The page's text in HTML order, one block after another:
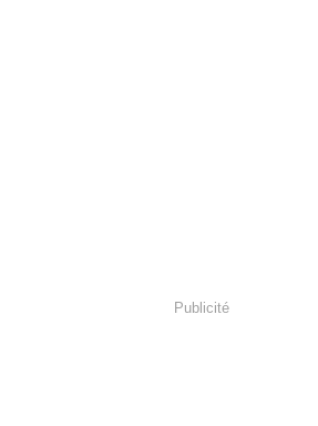
Publicité